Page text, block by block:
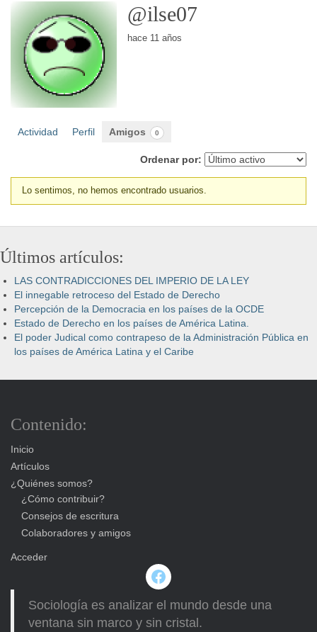
@ilse07
hace 11 años
Actividad Perfil Amigos 0
Ordenar por:
Amigos
Lo sentimos, no hemos encontrado usuarios.
Últimos artículos:
LAS CONTRADICCIONES DEL IMPERIO DE LA LEY
El innegable retroceso del Estado de Derecho
Percepción de la Democracia en los países de la OCDE
Estado de Derecho en los países de América Latina.
El poder Judical como contrapeso de la Administración Pública en
los países de América Latina y el Caribe
Contenido:
Inicio
Artículos
¿Quiénes somos?
¿Cómo contribuir?
Consejos de escritura
Colaboradores y amigos
Acceder
Facebook
Sociología es analizar el mundo desde una
ventana sin marco y sin cristal.